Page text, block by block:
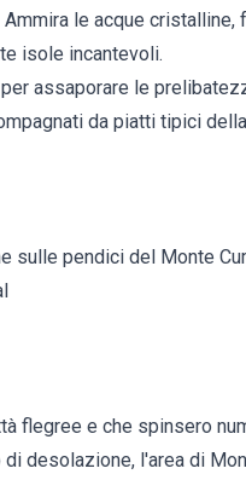
le acque cristalline,
isole incantevoli.
assaporare le
da piatti tipici
sulle pendici del Monte
flegree e che spinsero
desolazione, l'area di